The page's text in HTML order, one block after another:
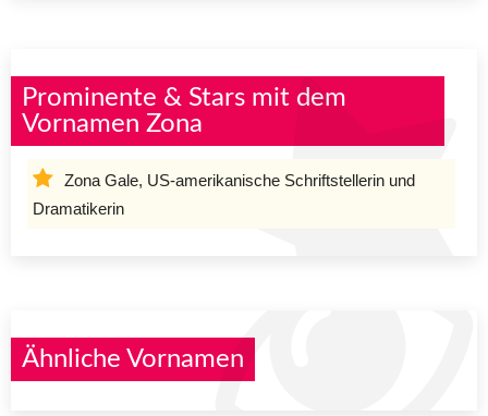
Prominente & Stars mit dem
Vornamen Zona
Zona Gale, US-amerikanische Schriftstellerin und
Dramatikerin
Ähnliche Vornamen